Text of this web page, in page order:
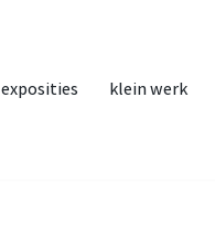
exposities klein werk